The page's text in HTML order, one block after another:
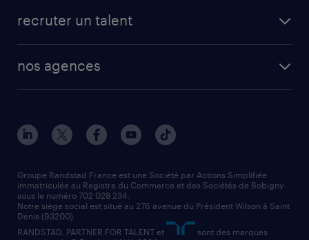
créer un compte candidat
manutentionnaire
assistant administratif
comptable
recruter un talent
solutions opérationnelles
contact entreprise
faq intérim / recrutement
nos agences
nos agences par ville
nos agences par région
nos cabinets de recrutement
Groupe Randstad France est une Société par Actions Simplifiée
immatriculée au Registre du Commerce et des Sociétés de Bobigny
sous le numéro 702 028 234.
Notre siège social est situé au 276 avenue du Président Wilson à Saint
Denis (93200).
RANDSTAD, PARTNER FOR TALENT et
sont des marques